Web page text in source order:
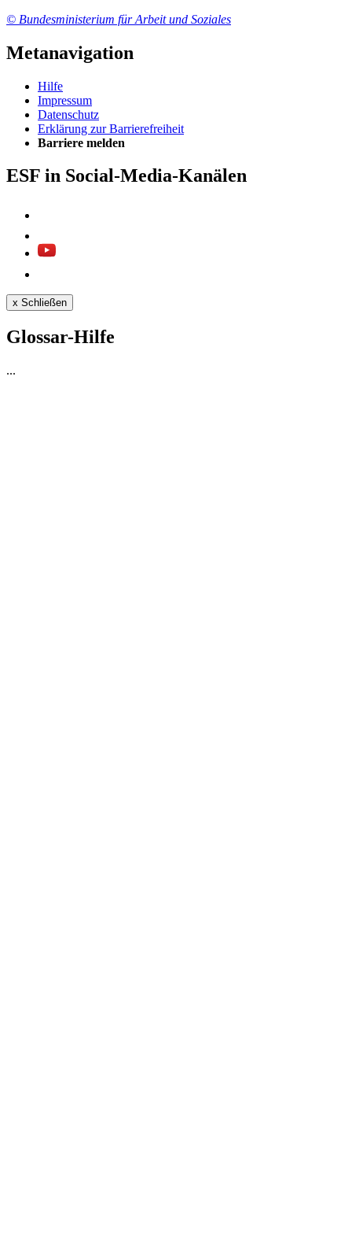
© Bundesministerium für Arbeit und Soziales
Metanavigation
Hil­fe
Im­pres­s­um
Da­ten­schutz
Er­klä­rung zur Bar­rie­re­frei­heit
Bar­rie­re mel­den
ESF in Social-Media-Kanälen
x Schließen
Glossar-Hilfe
...